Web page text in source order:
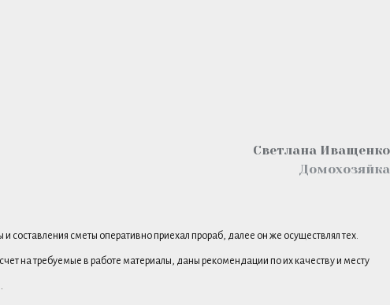
Светлана Иващенко
Домохозяйка
сметы оперативно приехал прораб, далее он же осуществлял тех.
на требуемые в работе материалы, даны рекомендации по их качеству и месту